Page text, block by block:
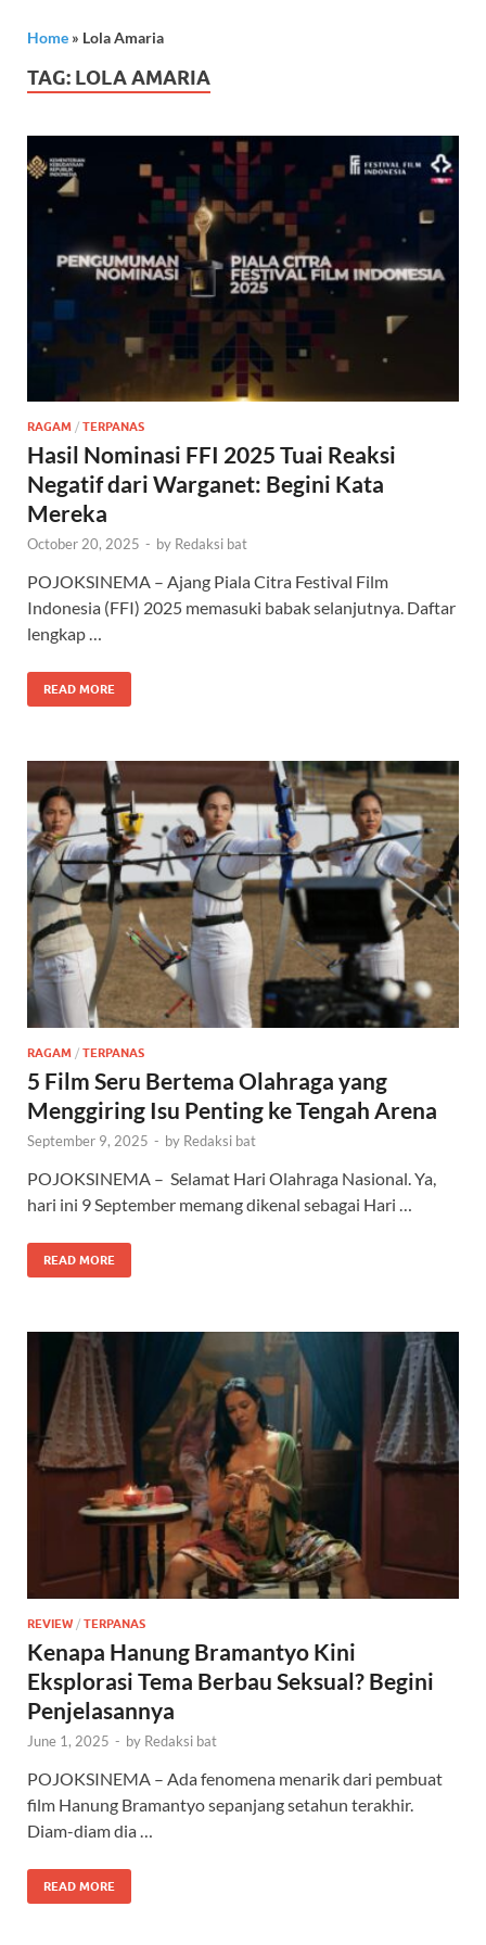
Home » Lola Amaria
TAG: LOLA AMARIA
RAGAM / TERPANAS
Hasil Nominasi FFI 2025 Tuai Reaksi
Negatif dari Warganet: Begini Kata
Mereka
October 20, 2025 - by Redaksi bat
POJOKSINEMA – Ajang Piala Citra Festival Film
Indonesia (FFI) 2025 memasuki babak selanjutnya. Daftar
lengkap …
READ MORE
RAGAM / TERPANAS
5 Film Seru Bertema Olahraga yang
Menggiring Isu Penting ke Tengah Arena
September 9, 2025 - by Redaksi bat
POJOKSINEMA – Selamat Hari Olahraga Nasional. Ya,
hari ini 9 September memang dikenal sebagai Hari …
READ MORE
REVIEW / TERPANAS
Kenapa Hanung Bramantyo Kini
Eksplorasi Tema Berbau Seksual? Begini
Penjelasannya
June 1, 2025 - by Redaksi bat
POJOKSINEMA – Ada fenomena menarik dari pembuat
film Hanung Bramantyo sepanjang setahun terakhir.
Diam-diam dia …
READ MORE